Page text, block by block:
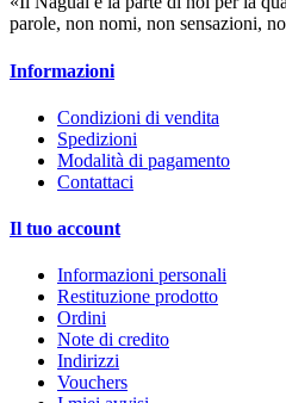
parole, non nomi, non sensazioni,
Informazioni
Condizioni di vendita
Spedizioni
Modalità di pagamento
Contattaci
Il tuo account
Informazioni personali
Restituzione prodotto
Ordini
Note di credito
Indirizzi
Vouchers